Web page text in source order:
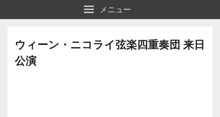
メニュー
ウィーン・ニコライ弦楽四重奏団 来日
公演